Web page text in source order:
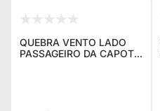
QUEBRA VENTO LADO
PASSAGEIRO DA CAPOTA